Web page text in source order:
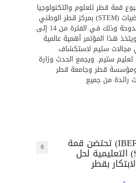
قمة قطر للعلوم والتكنولوجيا
والهندسة والرياضيات (STEM) بمركز قطر الوطني
للمؤتمرات في الدوحة وذلك في الفترة من 14 إلى
2023. ويتخذ هذا المؤتمر أهمية عالمية
مجالات ستيم لاستكشاف
تعليم ستيم. ويجمع الحدث وزارة
ومؤسسة قطر وجامعة قطر
رائدة من جميع
شركة (IBEForuM) تحتضن قمة
ستيم (STEM) التعليمية لحل
بقطر
0